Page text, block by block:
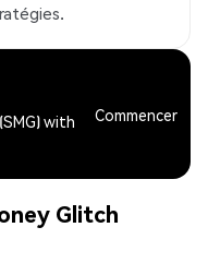
with
Commencer
Glitch